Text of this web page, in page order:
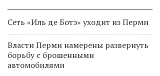
Сеть «Иль де Ботэ» уходит из Перми
Власти Перми намерены развернуть
борьбу с брошенными
автомобилями